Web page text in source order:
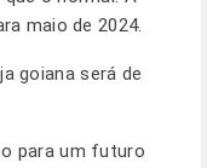
maio de 2024.
goiana será de
para um futuro